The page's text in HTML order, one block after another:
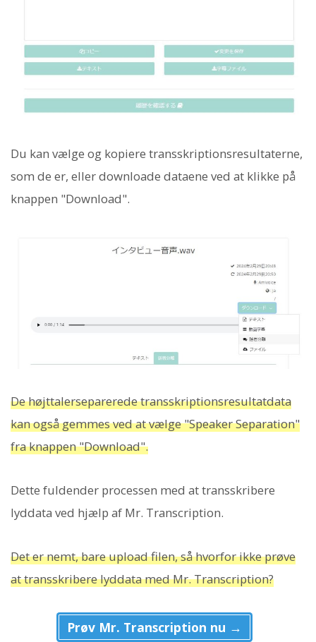
Du kan vælge og kopiere transskriptionsresultaterne,
som de er, eller downloade dataene ved at klikke på
knappen "Download".
De højttalerseparerede transskriptionsresultatdata
kan også gemmes ved at vælge "Speaker Separation"
fra knappen "Download".
Dette fuldender processen med at transskribere
lyddata ved hjælp af Mr. Transcription.
Det er nemt, bare upload filen, så hvorfor ikke prøve
at transskribere lyddata med Mr. Transcription?
Prøv Mr. Transcription nu →